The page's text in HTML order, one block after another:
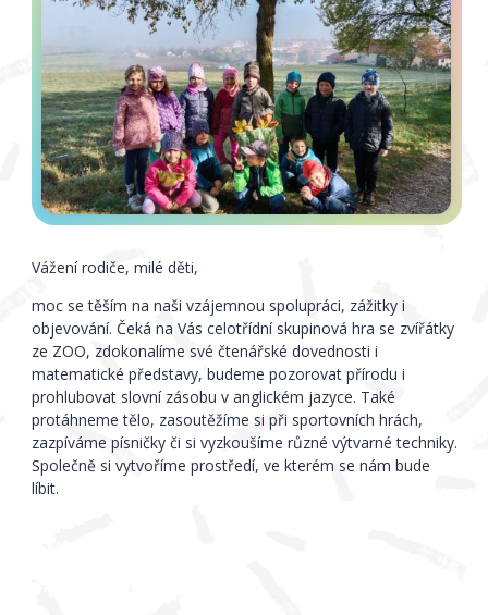
Vážení rodiče, milé děti,
moc se těším na naši vzájemnou spolupráci, zážitky i
objevování. Čeká na Vás celotřídní skupinová hra se zvířátky
ze ZOO, zdokonalíme své čtenářské dovednosti i
matematické představy, budeme pozorovat přírodu i
prohlubovat slovní zásobu v anglickém jazyce. Také
protáhneme tělo, zasoutěžíme si při sportovních hrách,
zazpíváme písničky či si vyzkoušíme různé výtvarné techniky.
Společně si vytvoříme prostředí, ve kterém se nám bude
líbit.